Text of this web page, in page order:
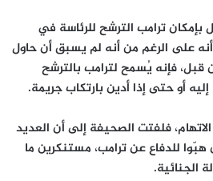
بإمكان ترامب الترشح للرئاسة في
أنه على الرغم من أنه لم يسبق أن حاول
فإنه يُسمح لترامب بالترشح
إليه أو حتى إذا أدين بارتكاب جريمة.
فلفتت الصحيفة إلى أن العديد
للدفاع عن ترامب، مستنكرين ما
الجنائية.